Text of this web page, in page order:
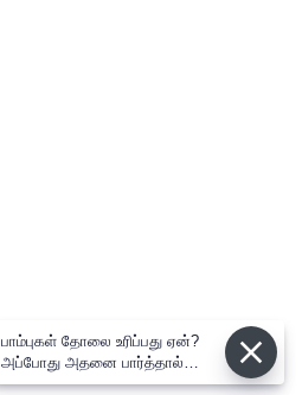
பாம்புகள் தோலை உரிப்பது ஏன்?
அப்போது அதனை பார்த்தால்
பழிவாங்குமா?